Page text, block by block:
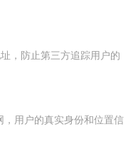
，防止第三方追踪用户的
用户的真实身份和位置信